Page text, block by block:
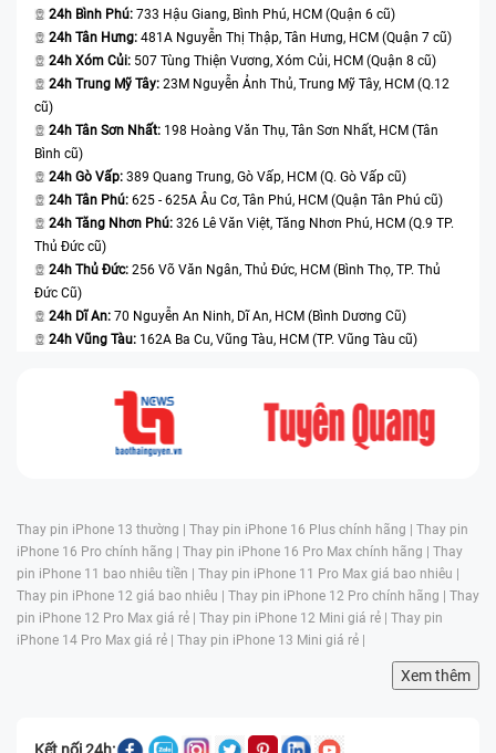
24h Bình Phú: 733 Hậu Giang, Bình Phú, HCM (Quận 6 cũ)
24h Tân Hưng: 481A Nguyễn Thị Thập, Tân Hưng, HCM (Quận 7 cũ)
24h Xóm Củi: 507 Tùng Thiện Vương, Xóm Củi, HCM (Quận 8 cũ)
24h Trung Mỹ Tây: 23M Nguyễn Ảnh Thủ, Trung Mỹ Tây, HCM (Q.12
cũ)
24h Tân Sơn Nhất: 198 Hoàng Văn Thụ, Tân Sơn Nhất, HCM (Tân
Bình cũ)
24h Gò Vấp: 389 Quang Trung, Gò Vấp, HCM (Q. Gò Vấp cũ)
24h Tân Phú: 625 - 625A Âu Cơ, Tân Phú, HCM (Quận Tân Phú cũ)
24h Tăng Nhơn Phú: 326 Lê Văn Việt, Tăng Nhơn Phú, HCM (Q.9 TP.
Thủ Đức cũ)
24h Thủ Đức: 256 Võ Văn Ngân, Thủ Đức, HCM (Bình Thọ, TP. Thủ
Đức Cũ)
24h Dĩ An: 70 Nguyễn An Ninh, Dĩ An, HCM (Bình Dương Cũ)
24h Vũng Tàu: 162A Ba Cu, Vũng Tàu, HCM (TP. Vũng Tàu cũ)
Thay pin iPhone 13 thường | Thay pin iPhone 16 Plus chính hãng | Thay pin
iPhone 16 Pro chính hãng | Thay pin iPhone 16 Pro Max chính hãng | Thay
pin iPhone 11 bao nhiêu tiền | Thay pin iPhone 11 Pro Max giá bao nhiêu |
Thay pin iPhone 12 giá bao nhiêu | Thay pin iPhone 12 Pro chính hãng | Thay
pin iPhone 12 Pro Max giá rẻ | Thay pin iPhone 12 Mini giá rẻ | Thay pin
iPhone 14 Pro Max giá rẻ | Thay pin iPhone 13 Mini giá rẻ |
Xem thêm